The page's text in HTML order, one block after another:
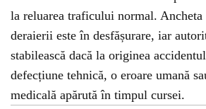
la reluarea traficului normal.
deraierii este în desfășurare, iar
stabilească dacă la originea
defecțiune tehnică, o eroare umană
medicală apărută în timpul cursei.